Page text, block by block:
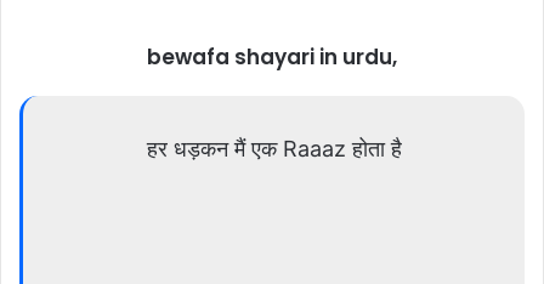
bewafa shayari in urdu,
हर धड़कन मैं एक Raaaz होता है